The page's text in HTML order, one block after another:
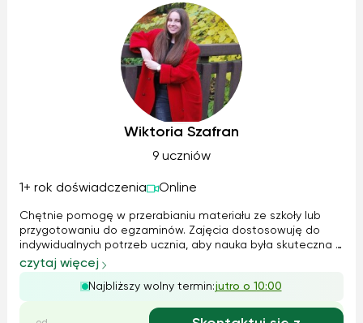
Wiktoria Szafran
9 uczniów
1+ rok doświadczenia Online
Chętnie pomogę w przerabianiu materiału ze szkoły lub
przygotowaniu do egzaminów. Zajęcia dostosowuję do
indywidualnych potrzeb ucznia, aby nauka była skuteczna i
mniej stresująca. Wspólnie pracujemy nad tym, co sprawia
trudność, angażując ucznia w aktywną naukę. Dbam o miłą
i przyjazną atmosferę. Z...
czytaj więcej
Najbliższy wolny termin:jutro o 10:00